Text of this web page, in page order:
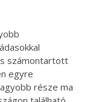
számontartott
egyre
része ma